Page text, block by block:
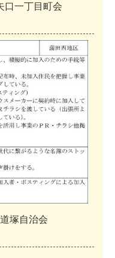
口一丁目 町会
道塚自治会